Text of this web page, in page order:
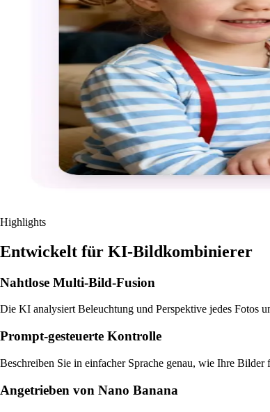
Highlights
Entwickelt für KI-Bildkombinierer
Nahtlose Multi-Bild-Fusion
Die KI analysiert Beleuchtung und Perspektive jedes Fotos
Prompt-gesteuerte Kontrolle
Beschreiben Sie in einfacher Sprache genau, wie Ihre
Angetrieben von Nano Banana